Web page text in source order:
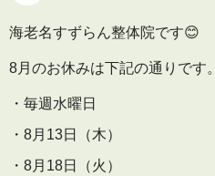
海老名すずらん整体院です😊
8月のお休みは下記の通りです。
・毎週水曜日
・8月13日（木）
・8月18日（火）